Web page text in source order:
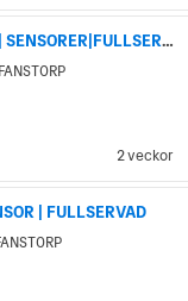
Audi A3 5-dörrar 1.6 Attraction | AUTOMAT | SENSORER|FULLSERVAD
2 veckor
| FULLSERVAD